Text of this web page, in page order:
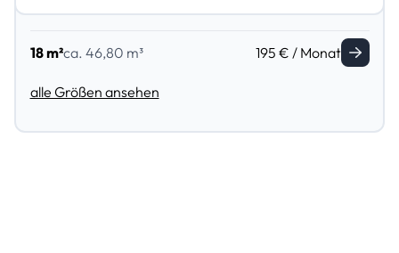
18 m²ca. 46,80 m³ 195 € / Monat
alle Größen ansehen